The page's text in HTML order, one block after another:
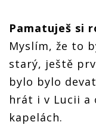
Pamatuješ si
Myslím, že to
starý, ještě
bylo bylo
hrát i v Lucii a
kapelách.